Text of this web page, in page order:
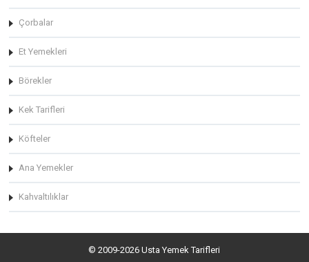
Çorbalar
Et Yemekleri
Börekler
Kek Tarifleri
Köfteler
Ana Yemekler
Kahvaltılıklar
© 2009-2026 Usta Yemek Tarifleri